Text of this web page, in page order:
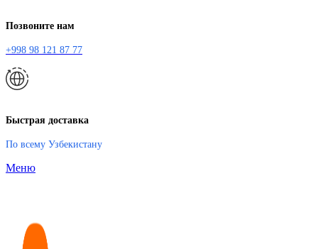
Позвоните нам
+998 98 121 87 77
Быстрая доставка
По всему Узбекистану
Меню